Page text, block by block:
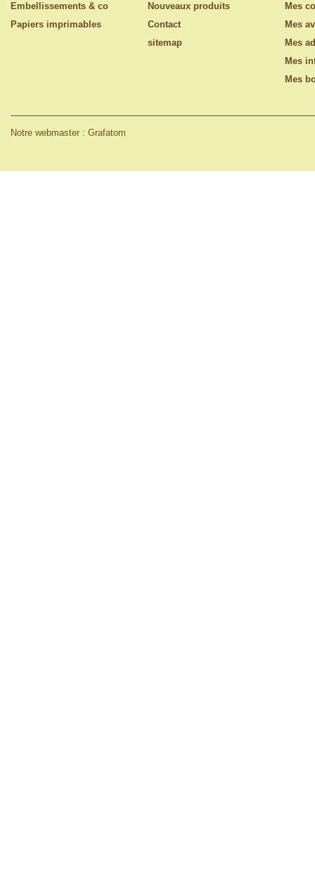
Embellissements & co
Papiers imprimables
Nouveaux produits
Contact
sitemap
Notre webmaster : Grafatom
Mes
Mes
Mes
Mes
Mes